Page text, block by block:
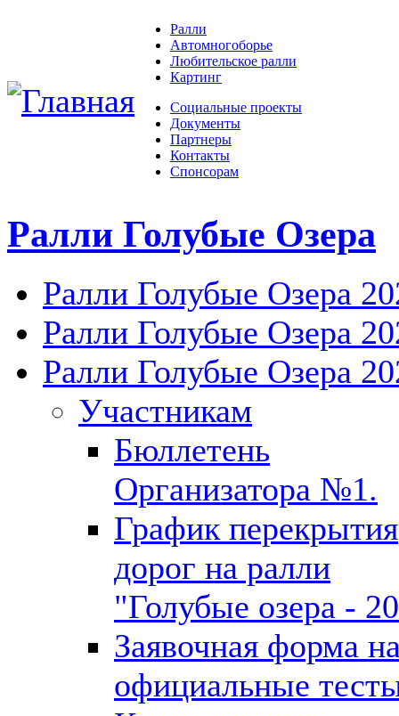
Ралли
Автомногоборье
Любительское ралли
Картинг
Социальные проекты
Документы
Партнеры
Контакты
Спонсорам
Ралли Голубые Озера
Ралли Голубые Озера
Ралли Голубые Озера
Ралли Голубые Озера
Участникам
Бюллетень
Организатора №1.
График перекрытия
дорог на ралли
"Голубые озера -
Заявочная форма
официальные